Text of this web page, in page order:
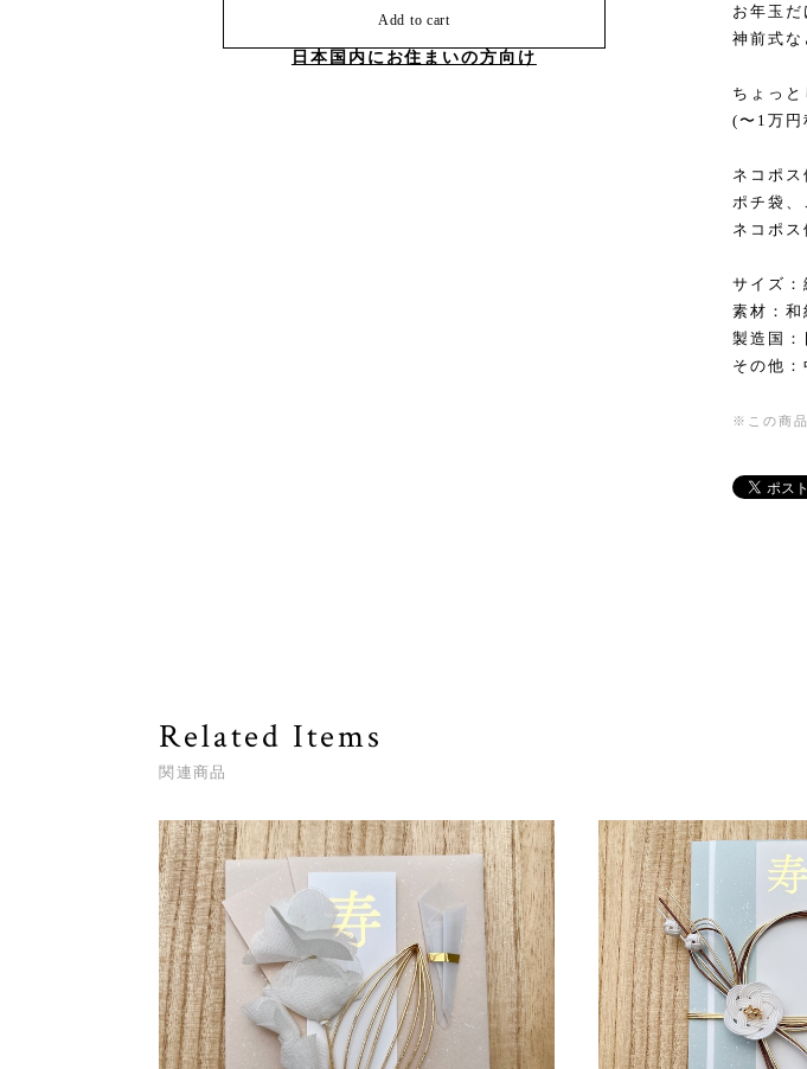
Add to cart
日本国内にお住まいの方向け
お年玉
神前式な
ちょっと
(〜1万円
ネコポ
ポチ袋、
ネコポ
サイズ
素材：和
製造国：
その他：
※この商品
Related Items
関連商品